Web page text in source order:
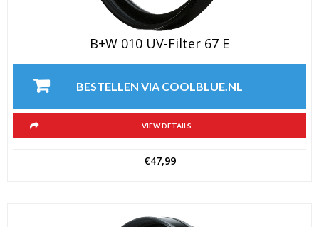
B+W 010 UV-Filter 67 E
BESTELLEN VIA COOLBLUE.NL
VIEW DETAILS
€47,99